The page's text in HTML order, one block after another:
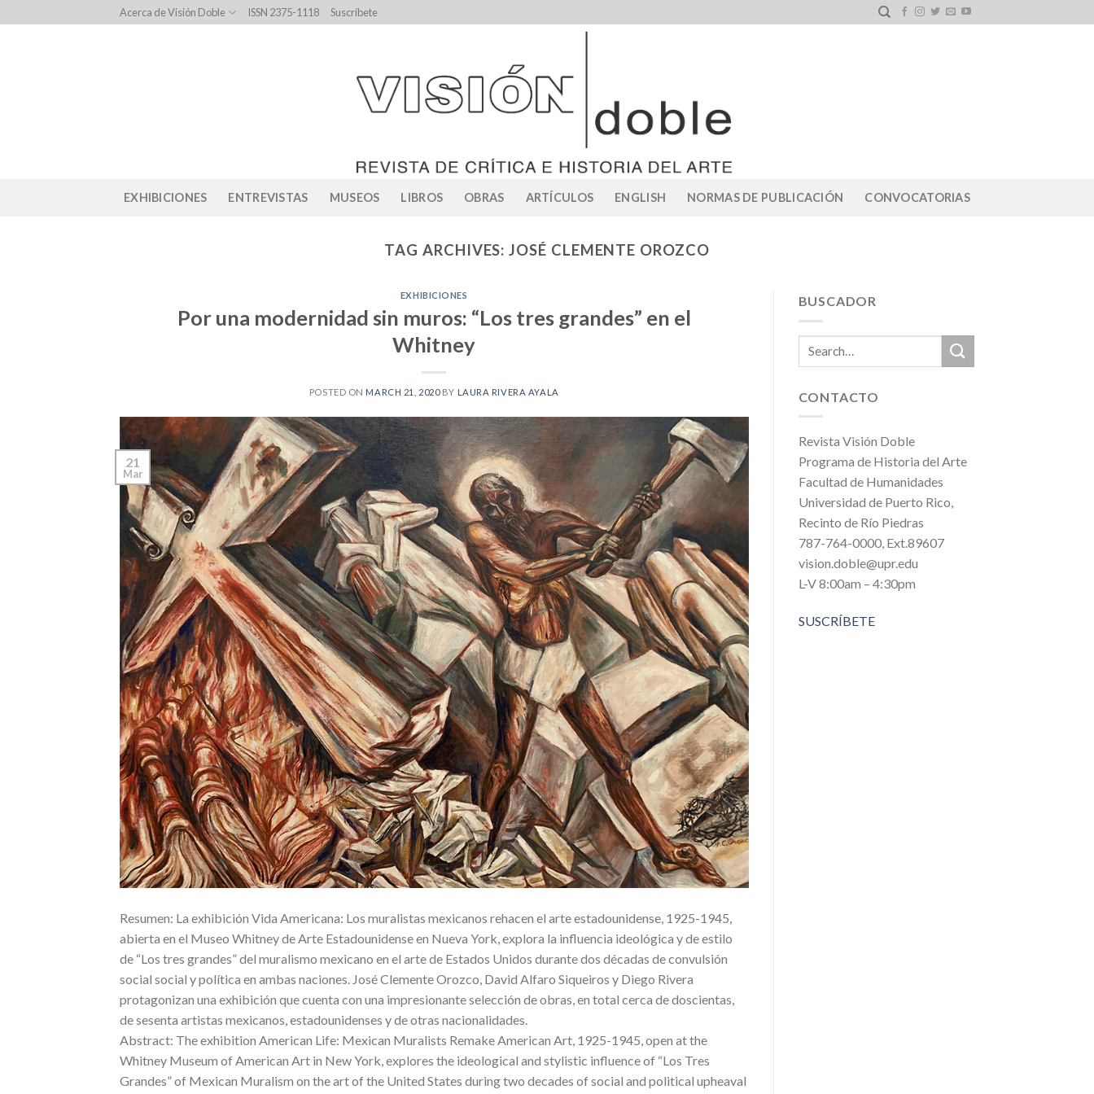
to
Acerca de Visión Doble ISSN 2375-1118 Suscríbete
EXHIBICIONES ENTREVISTAS MUSEOS LIBROS OBRAS ARTÍCULOS ENGLISH NORMAS DE PUBLICACIÓN CONVOCATORIAS
TAG ARCHIVES:JOSÉ CLEMENTE OROZCO
EXHIBICIONES
Por una modernidad sin muros: “Los tres grandes” en el
Whitney
POSTED ON MARCH 21, 2020BY LAURA RIVERA AYALA
21
Mar
Resumen: La exhibición Vida Americana: Los muralistas mexicanos rehacen el arte estadounidense, 1925-1945,
abierta en el Museo Whitney de Arte Estadounidense en Nueva York, explora la influencia ideológica y de estilo
de “Los tres grandes” del muralismo mexicano en el arte de Estados Unidos durante dos décadas de convulsión
social social y política en ambas naciones. José Clemente Orozco, David Alfaro Siqueiros y Diego Rivera
protagonizan una exhibición que cuenta con una impresionante selección de obras, en total cerca de doscientas,
de sesenta artistas mexicanos, estadounidenses y de otras nacionalidades.
Abstract: The exhibition American Life: Mexican Muralists Remake American Art, 1925-1945, open at the
Whitney Museum of American Art in New York, explores the ideological and stylistic influence of “Los Tres
Grandes” of Mexican Muralism on the art of the United States during two decades of social and political upheaval
BUSCADOR
CONTACTO
Revista Visión Doble
Programa de Historia del Arte
Facultad de Humanidades
Universidad de Puerto Rico,
Recinto de Río Piedras
787-764-0000, Ext.89607
vision.doble@upr.edu
L-V 8:00am – 4:30pm
SUSCRÍBETE